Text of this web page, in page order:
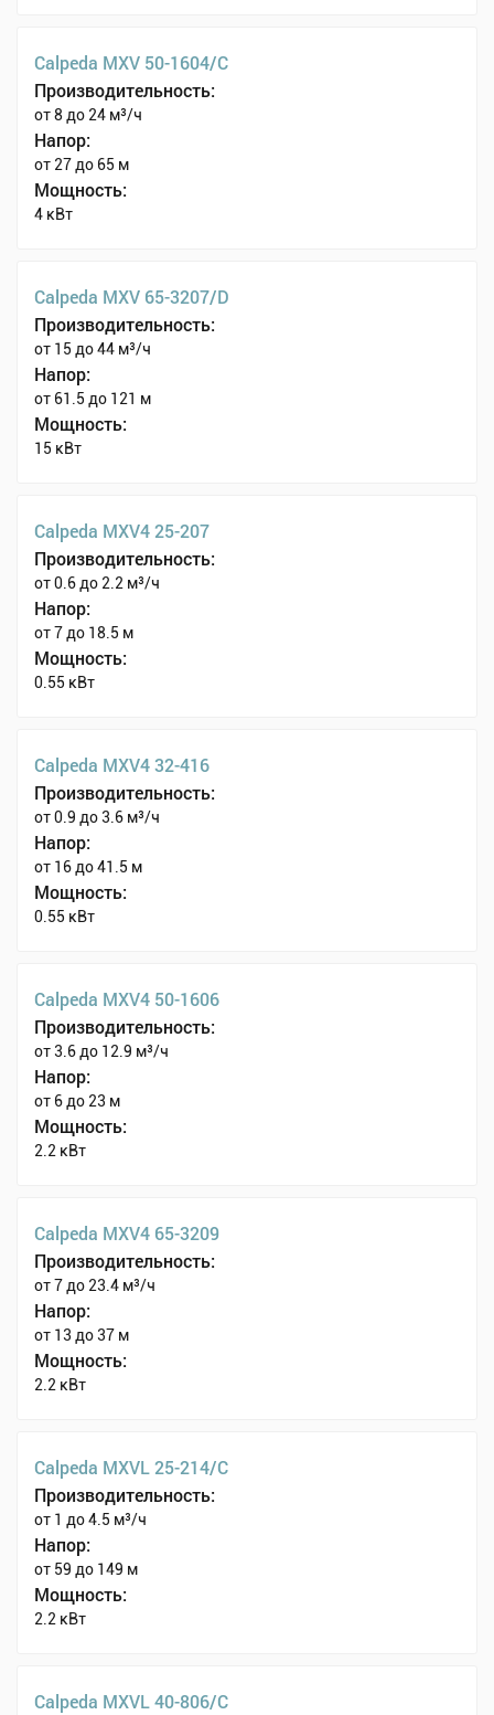
Calpeda MXV 50-1604/C
Производительность:
от 8 до 24 м³/ч
Напор:
от 27 до 65 м
Мощность:
4 кВт
Calpeda MXV 65-3207/D
Производительность:
от 15 до 44 м³/ч
Напор:
от 61.5 до 121 м
Мощность:
15 кВт
Calpeda MXV4 25-207
Производительность:
от 0.6 до 2.2 м³/ч
Напор:
от 7 до 18.5 м
Мощность:
0.55 кВт
Calpeda MXV4 32-416
Производительность:
от 0.9 до 3.6 м³/ч
Напор:
от 16 до 41.5 м
Мощность:
0.55 кВт
Calpeda MXV4 50-1606
Производительность:
от 3.6 до 12.9 м³/ч
Напор:
от 6 до 23 м
Мощность:
2.2 кВт
Calpeda MXV4 65-3209
Производительность:
от 7 до 23.4 м³/ч
Напор:
от 13 до 37 м
Мощность:
2.2 кВт
Calpeda MXVL 25-214/C
Производительность:
от 1 до 4.5 м³/ч
Напор:
от 59 до 149 м
Мощность:
2.2 кВт
Calpeda MXVL 40-806/C